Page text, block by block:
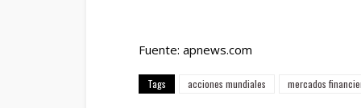
Fuente: apnews.com
Tags acciones mundiales mercados